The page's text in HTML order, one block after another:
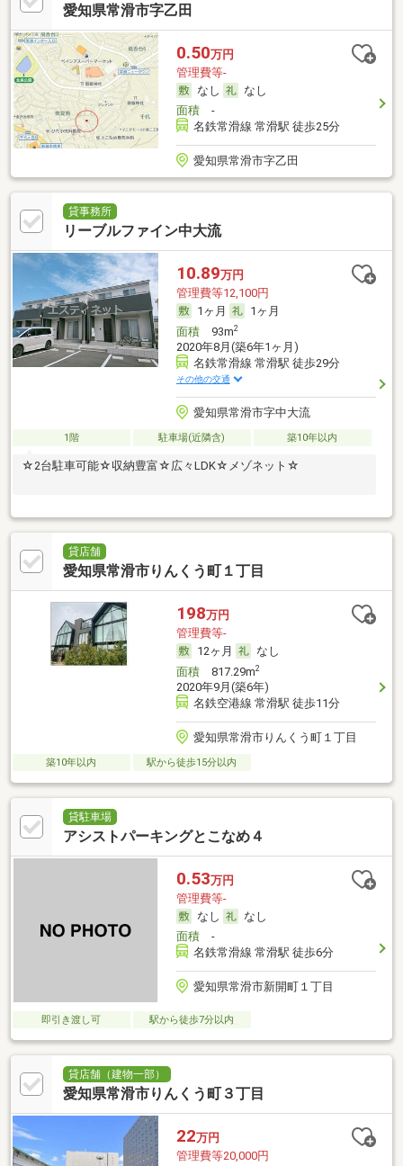
愛知県常滑市字乙田
0.50万円
管理費等-
なし
なし
面積-
名鉄常滑線 常滑駅 徒歩25分
愛知県常滑市字乙田
貸事務所
リーブルファイン中大流
10.89万円
管理費等12,100円
1ヶ月
1ヶ月
面積93m2
2020年8月(築6年1ヶ月)
名鉄常滑線 常滑駅 徒歩29分
その他の交通
愛知県常滑市字中大流
1階 駐車場(近隣含) 築10年以内
☆2台駐車可能☆収納豊富☆広々LDK☆メゾネット☆
貸店舗
愛知県常滑市りんくう町１丁目
198万円
管理費等-
12ヶ月
なし
面積817.29m2
2020年9月(築6年)
名鉄空港線 常滑駅 徒歩11分
愛知県常滑市りんくう町１丁目
築10年以内 駅から徒歩15分以内
貸駐車場
アシストパーキングとこなめ４
0.53万円
管理費等-
なし
なし
面積-
名鉄常滑線 常滑駅 徒歩6分
愛知県常滑市新開町１丁目
即引き渡し可 駅から徒歩7分以内
貸店舗（建物一部）
愛知県常滑市りんくう町３丁目
22万円
管理費等20,000円